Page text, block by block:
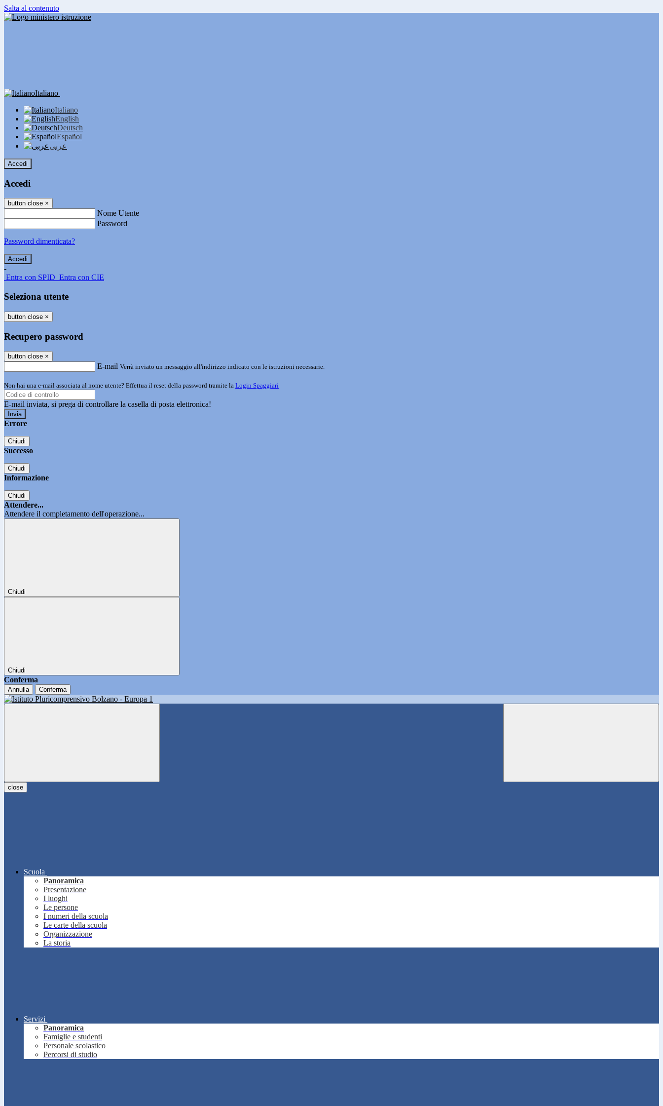
Salta al contenuto
Italiano
Italiano
English
Deutsch
Español
عربى
Accedi
Accedi
button close ×
Nome Utente
Password
Password dimenticata?
-
Entra con SPID Entra con CIE
Seleziona utente
button close ×
Recupero password
button close ×
E-mail Verrà inviato un messaggio all'indirizzo indicato con le istruzioni necessarie.
Non hai una e-mail associata al nome utente? Effettua il reset della password tramite la Login Spaggiari
E-mail inviata, si prega di controllare la casella di posta elettronica!
Errore
Chiudi
Successo
Chiudi
Informazione
Chiudi
Attendere...
Attendere il completamento dell'operazione...
Chiudi
Chiudi
Conferma
Annulla Conferma
close
Scuola
Panoramica
Presentazione
I luoghi
Le persone
I numeri della scuola
Le carte della scuola
Organizzazione
La storia
Servizi
Panoramica
Famiglie e studenti
Personale scolastico
Percorsi di studio